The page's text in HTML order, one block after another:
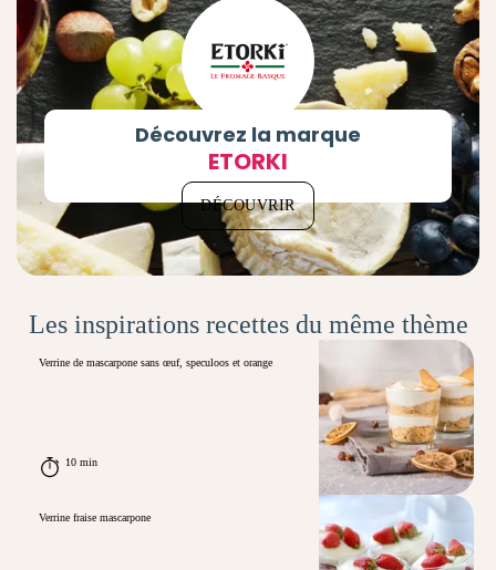
Découvrez la marque
ETORKI
DÉCOUVRIR
Les inspirations recettes du même thème
Verrine de mascarpone sans œuf, speculoos et orange
10 min
Verrine fraise mascarpone